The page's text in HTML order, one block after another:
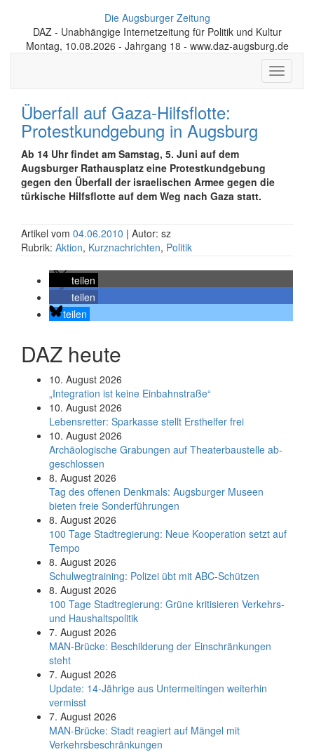
Die Augsburger Zeitung
DAZ - Unabhängige Internetzeitung für Politik und Kultur
Montag, 10.08.2026 - Jahrgang 18 - www.daz-augsburg.de
Toggle
Überfall auf Gaza-Hilfsflotte:
Protestkundgebung in Augsburg
Ab 14 Uhr findet am Samstag, 5. Juni auf dem
Augsburger Rathausplatz eine Protestkundgebung
gegen den Überfall der israelischen Armee gegen die
türkische Hilfsflotte auf dem Weg nach Gaza statt.
Artikel vom 04.06.2010 | Autor: sz
Rubrik: Aktion, Kurznachrichten, Politik
teilen
teilen
teilen
DAZ heute
10. August 2026
„Integration ist keine Einbahnstraße“
10. August 2026
Le­bens­ret­ter: Spar­kas­se stellt Erst­hel­fer frei
10. August 2026
Ar­chäo­lo­gi­sche Gra­bun­gen auf Thea­ter­bau­stel­le ab­
ge­schlos­sen
8. August 2026
Tag des offenen Denkmals: Augsburger Museen
bieten freie Sonderführungen
8. August 2026
100 Tage Stadtregierung: Neue Kooperation setzt auf
Tempo
8. August 2026
Schul­weg­trai­ning: Poli­zei übt mit ABC-Schüt­zen
8. August 2026
100 Tage Stadtregierung: Grüne kritisieren Verkehrs-
und Haushaltspolitik
7. August 2026
MAN-Brücke: Beschilderung der Einschränkungen
steht
7. August 2026
Update: 14-Jährige aus Untermeitingen weiterhin
vermisst
7. August 2026
MAN-Brücke: Stadt reagiert auf Mängel mit
Verkehrsbeschränkungen